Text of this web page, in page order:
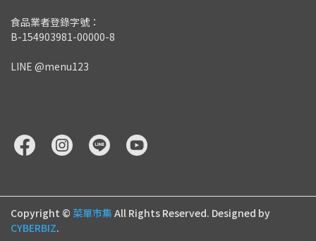
食品業者登錄字號：
B-154903981-00000-8
LINE @menu123
Copyright © 菜單市集 All Rights Reserved. Designed by
CYBERBIZ.